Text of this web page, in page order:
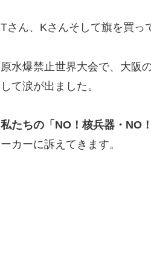
Tさん、Kさんそして旗を買っ
原水爆禁止世界大会で、大阪
して涙が出ました。
私たちの「NO ！核兵器・NO
ーカーに訴えてきます。